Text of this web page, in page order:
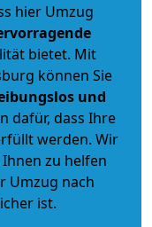
hier Umzug
bietet. Mit
können Sie
und
dafür, dass Ihre
werden. Wir
zu helfen
Umzug nach
ist.